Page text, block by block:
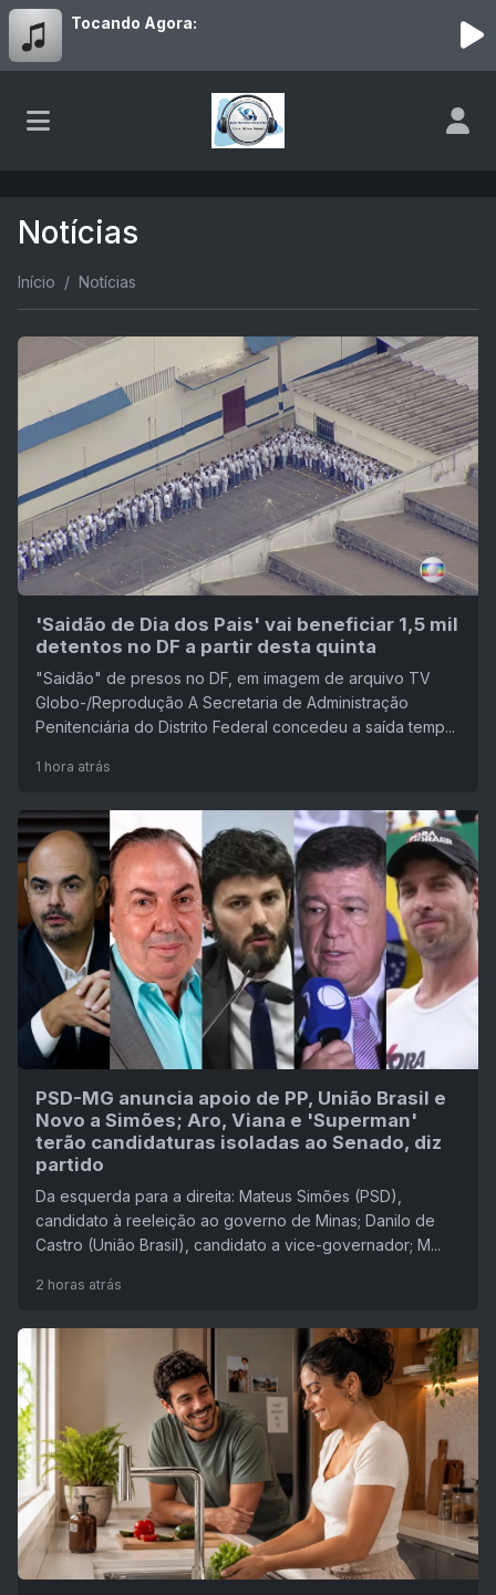
Tocando Agora:
Notícias
Início Notícias
'Saidão de Dia dos Pais' vai beneficiar 1,5 mil
detentos no DF a partir desta quinta
"Saidão" de presos no DF, em imagem de arquivo TV
Globo-/Reprodução A Secretaria de Administração
Penitenciária do Distrito Federal concedeu a saída temp...
1 hora atrás
PSD-MG anuncia apoio de PP, União Brasil e
Novo a Simões; Aro, Viana e 'Superman'
terão candidaturas isoladas ao Senado, diz
partido
Da esquerda para a direita: Mateus Simões (PSD),
candidato à reeleição ao governo de Minas; Danilo de
Castro (União Brasil), candidato a vice-governador; M...
2 horas atrás